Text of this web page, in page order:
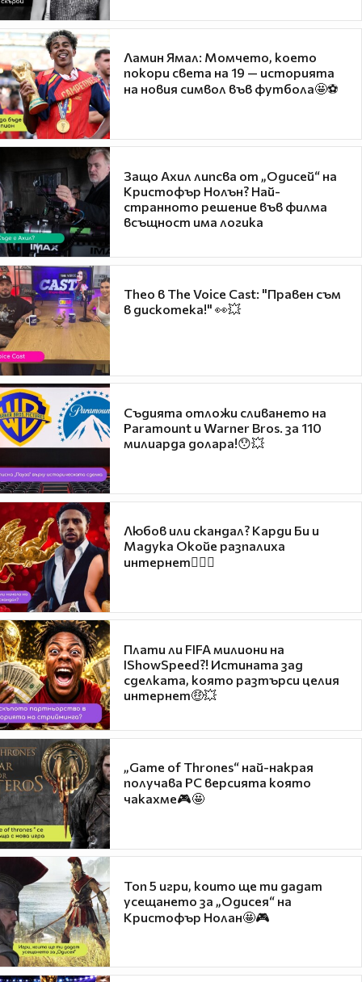
Ламин Ямал: Момчето, което
покори света на 19 — историята
на новия символ във футбола🤩⚽
Защо Ахил липсва от „Одисей“ на
Кристофър Нолън? Най-
странното решение във филма
всъщност има логика
Theo в The Voice Cast: "Правен съм
в дискотека!" 👀💥
Съдията отложи сливането на
Paramount и Warner Bros. за 110
милиарда долара!😯💥
Любов или скандал? Карди Би и
Мадука Окойе разпалиха
интернет❤️‍🔥🔥
Плати ли FIFA милиони на
IShowSpeed?! Истината зад
сделката, която разтърси целия
интернет🤑💥
„Game of Thrones“ най-накрая
получава PC версията която
чакахме🎮🤩
Топ 5 игри, които ще ти дадат
усещането за „Одисея“ на
Кристофър Нолан🤩🎮